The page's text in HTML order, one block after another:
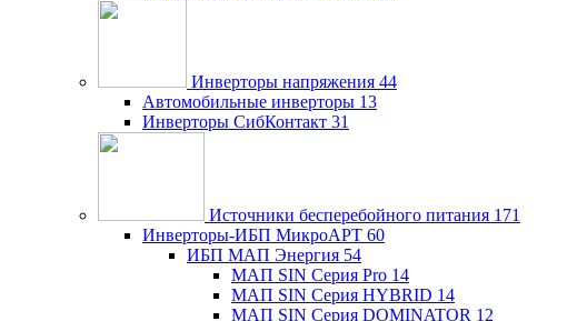
Инверторы напряжения 44
Автомобильные инверторы 13
Инверторы СибКонтакт 31
Источники бесперебойного питания 171
Инверторы-ИБП МикроАРТ 60
ИБП МАП Энергия 54
МАП SIN Серия Pro 14
МАП SIN Серия HYBRID 14
МАП SIN Серия DOMINATOR 12